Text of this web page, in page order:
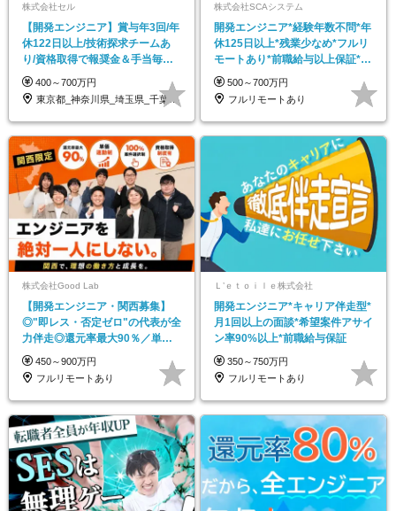
株式会社セル
【開発エンジニア】賞与年3回/年
休122日以上/技術探求チームあ
り/資格取得で報奨金＆手当毎月
支給/受託案件有
400～700万円
東京都_神奈川県_埼玉県_千葉県_大阪府
株式会社SCAシステム
開発エンジニア*経験年数不問*年
休125日以上*残業少なめ*フルリ
モートあり*前職給与以上保証*月
給30万円～
500～700万円
フルリモートあり
株式会社Good Lab
【開発エンジニア・関西募集】
◎"即レス・否定ゼロ"の代表が全
力伴走◎還元率最大90％／単価
連動／フルリモート可
450～900万円
フルリモートあり
Ｌ’ｅｔｏｉｌｅ株式会社
開発エンジニア*キャリア伴走型*
月1回以上の面談*希望案件アサイ
ン率90%以上*前職給与保証
350～750万円
フルリモートあり